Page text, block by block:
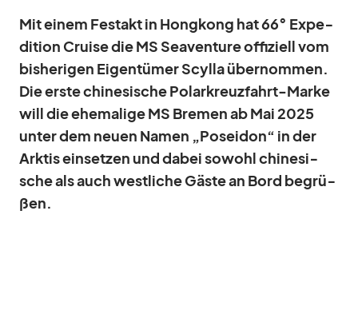
Mit ei­nem Fest­akt in Hong­kong hat 66° Ex­pe­
di­tion Cruise die MS Sea­ven­ture of­fi­zi­ell vom
bis­he­ri­gen Ei­gen­tü­mer Scylla über­nom­men.
Die erste chi­ne­si­sche Po­lar­kreuz­fahrt-Marke
will die ehe­ma­lige MS Bre­men ab Mai 2025
un­ter dem neuen Na­men „Po­sei­don“ in der
Ark­tis ein­set­zen und da­bei so­wohl chi­ne­si­
sche als auch west­li­che Gäste an Bord be­grü­
ßen.